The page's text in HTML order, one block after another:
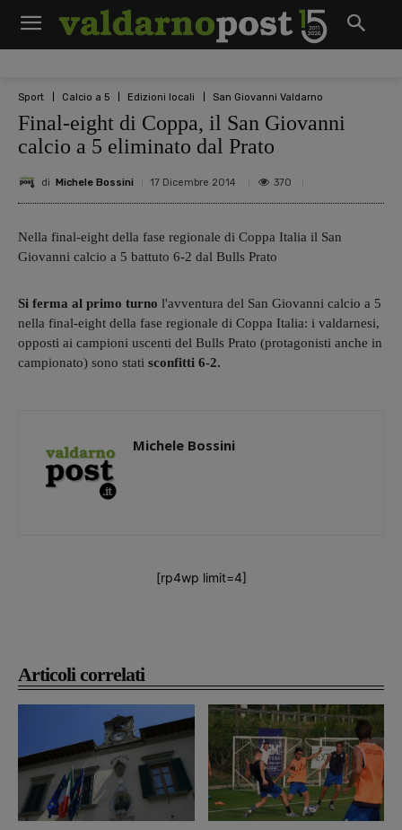
Sport Calcio a 5 Edizioni locali San Giovanni Valdarno
Final-eight di Coppa, il San Giovanni
calcio a 5 eliminato dal Prato
di Michele Bossini 17 Dicembre 2014 370
Articoli correlati
Nella final-eight della fase regionale di Coppa Italia il San
Giovanni calcio a 5 battuto 6-2 dal Bulls Prato
Si ferma al primo turno l'avventura del San Giovanni calcio a 5
nella final-eight della fase regionale di Coppa Italia: i valdarnesi,
opposti ai campioni uscenti del Bulls Prato (protagonisti anche in
campionato) sono stati sconfitti 6-2.
Michele Bossini
[rp4wp limit=4]